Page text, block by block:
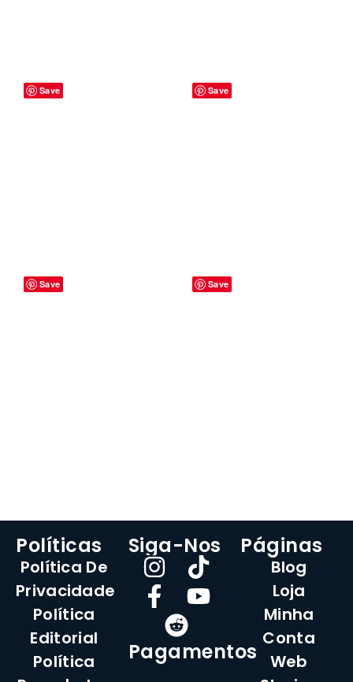
Políticas
Política De
Privacidade
Política
Editorial
Política
Siga-Nos
Pagamentos
Páginas
Blog
Loja
Minha
Conta
Web